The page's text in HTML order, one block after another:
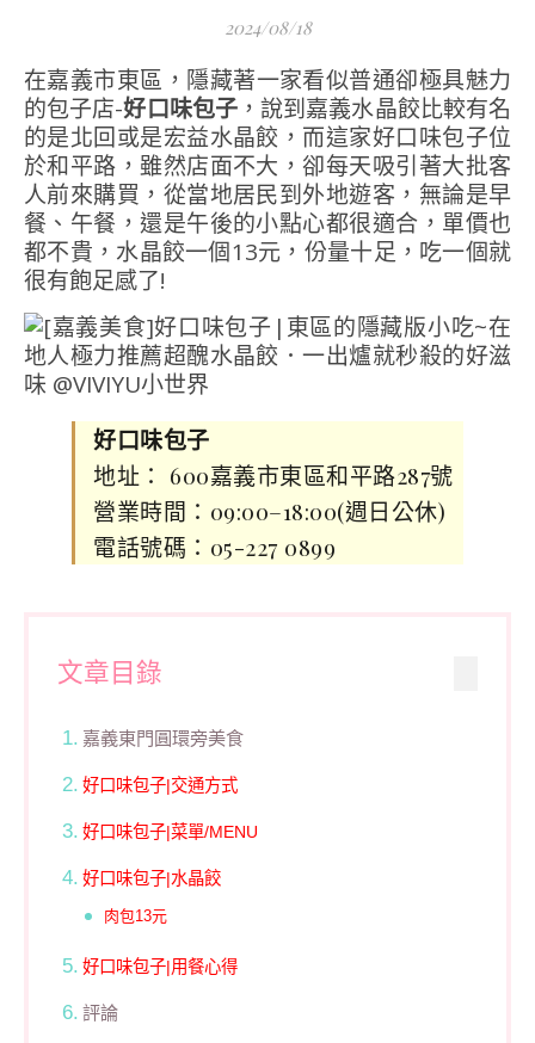
2024/08/18
在嘉義市東區，隱藏著一家看似普通卻極具魅力
的包子店-好口味包子，說到嘉義水晶餃比較有名
的是北回或是宏益水晶餃，而這家好口味包子位
於和平路，雖然店面不大，卻每天吸引著大批客
人前來購買，從當地居民到外地遊客，無論是早
餐、午餐，還是午後的小點心都很適合，單價也
都不貴，水晶餃一個13元，份量十足，吃一個就
很有飽足感了!
好口味包子
地址： 600嘉義市東區和平路287號
營業時間：09:00–18:00(週日公休)
電話號碼：05-227 0899
文章目錄
嘉義東門圓環旁美食
好口味包子|交通方式
好口味包子|菜單/MENU
好口味包子|水晶餃
肉包13元
好口味包子|用餐心得
評論